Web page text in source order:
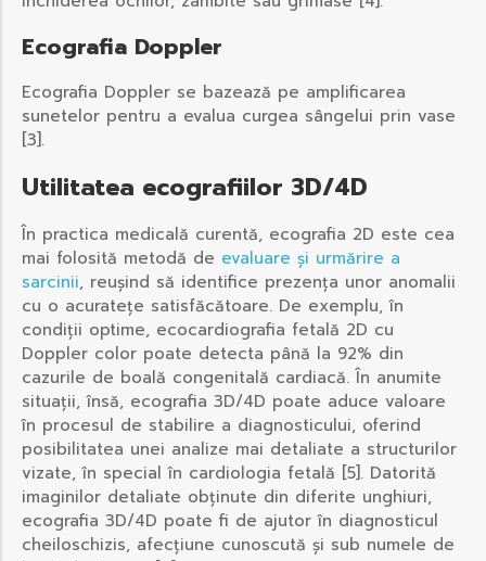
Ecografia Doppler
Ecografia Doppler se bazează pe amplificarea
sunetelor pentru a evalua curgea sângelui prin vase
[3].
Utilitatea ecografiilor 3D/4D
În practica medicală curentă, ecografia 2D este cea
mai folosită metodă de evaluare și urmărire a
sarcinii, reușind să identifice prezența unor anomalii
cu o acuratețe satisfăcătoare. De exemplu, în
condiții optime, ecocardiografia fetală 2D cu
Doppler color poate detecta până la 92% din
cazurile de boală congenitală cardiacă. În anumite
situații, însă, ecografia 3D/4D poate aduce valoare
în procesul de stabilire a diagnosticului, oferind
posibilitatea unei analize mai detaliate a structurilor
vizate, în special în cardiologia fetală [5]. Datorită
imaginilor detaliate obținute din diferite unghiuri,
ecografia 3D/4D poate fi de ajutor în diagnosticul
cheiloschizis, afecțiune cunoscută și sub numele de